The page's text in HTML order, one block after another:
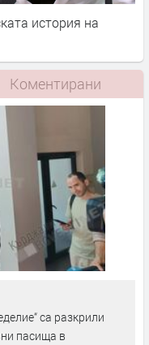
история на
Коментирани
са разкрили
пасища в